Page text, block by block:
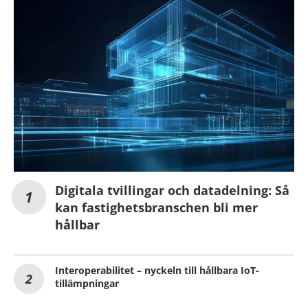
Digitala tvillingar och datadelning: Så
kan fastighetsbranschen bli mer
hållbar
Interoperabilitet – nyckeln till hållbara IoT-
tillämpningar